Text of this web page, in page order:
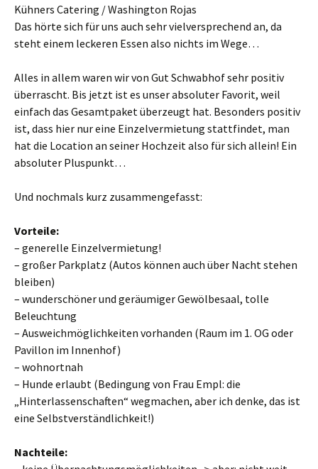
Kühners Catering / Washington Rojas
Das hörte sich für uns auch sehr vielversprechend an, da
steht einem leckeren Essen also nichts im Wege…
Alles in allem waren wir von Gut Schwabhof sehr positiv
überrascht. Bis jetzt ist es unser absoluter Favorit, weil
einfach das Gesamtpaket überzeugt hat. Besonders positiv
ist, dass hier nur eine Einzelvermietung stattfindet, man
hat die Location an seiner Hochzeit also für sich allein! Ein
absoluter Pluspunkt…
Und nochmals kurz zusammengefasst:
Vorteile:
– generelle Einzelvermietung!
– großer Parkplatz (Autos können auch über Nacht stehen
bleiben)
– wunderschöner und geräumiger Gewölbesaal, tolle
Beleuchtung
– Ausweichmöglichkeiten vorhanden (Raum im 1. OG oder
Pavillon im Innenhof)
– wohnortnah
– Hunde erlaubt (Bedingung von Frau Empl: die
„Hinterlassenschaften“ wegmachen, aber ich denke, das ist
eine Selbstverständlichkeit!)
Nachteile: